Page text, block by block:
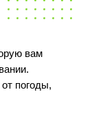
вам
погоды,